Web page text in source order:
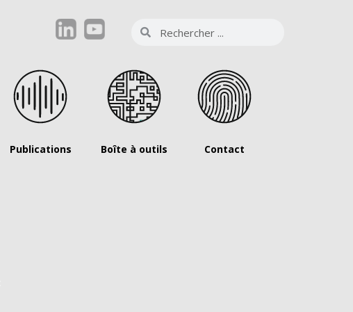
Publications Boîte à outils Contact